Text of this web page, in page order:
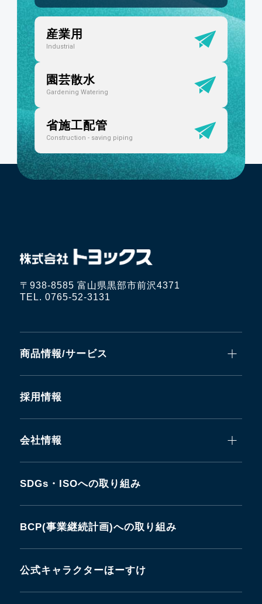
産業用
Industrial
園芸散水
Gardening Watering
省施工配管
Construction - saving piping
〒938-8585 富山県黒部市前沢4371
TEL. 0765-52-3131
商品情報/サービス
採用情報
会社情報
SDGs・ISOへの取り組み
BCP(事業継続計画)への取り組み
公式キャラクターほーすけ